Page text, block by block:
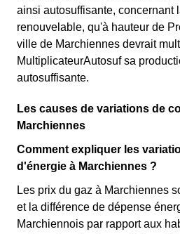
ainsi autosuffisante, concernant
renouvelable, qu'à hauteur de
ville de Marchiennes devrait
MultiplicateurAutosuf sa
autosuffisante.
Les causes de variations de
Marchiennes
Comment expliquer les
d'énergie à Marchiennes ?
Les prix du gaz à Marchiennes
et la différence de dépense
Marchiennois par rapport aux